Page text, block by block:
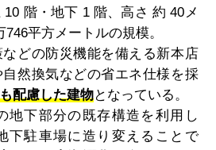
階・地下 1 階、高さ 約 40メ
平方メートルの規模。
どの防災機能を備える新本店
然換気などの省エネ仕様を採
配慮した建物となっている。
地下部分の既存構造を利用し
下駐車場に造り変えることで